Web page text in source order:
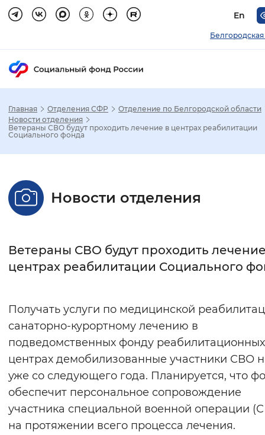
En
Белгородская
Стандартный Увеличенный
Без засечек С засечками
Нормальный Увеличенный
Цвет сайта
Монохромный Инверсивный
Синий фон
Изображения
Главная Отделения СФР
Отделение по Белгородской области
Новости отделения
Ветераны СВО будут проходить лечение в центрах реабилитации
Социального фонда
Новости отделения
Ветераны СВО будут проходить
центрах реабилитации Социального
Получать услуги по медицинской
санаторно-курортному лечению в
подведомственных фонду реабилитационных
центрах демобилизованные участники СВО
уже со следующего года. Планируется, что
обеспечит персональное сопровождение
участника специальной военной операции
на протяжении всего процесса лечения.